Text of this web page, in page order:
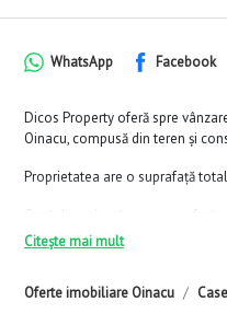
Oferte imobiliare Oinacu
WhatsApp Facebook
Dicos Property oferă spre
Oinacu, compusă din teren și
Proprietatea are o suprafață
spațiu comercial cu deschidere
Citește mai mult